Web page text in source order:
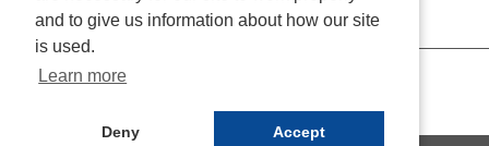
クッキーポリシー
and to give us information about how our site
is used.
Learn more
Deny Accept